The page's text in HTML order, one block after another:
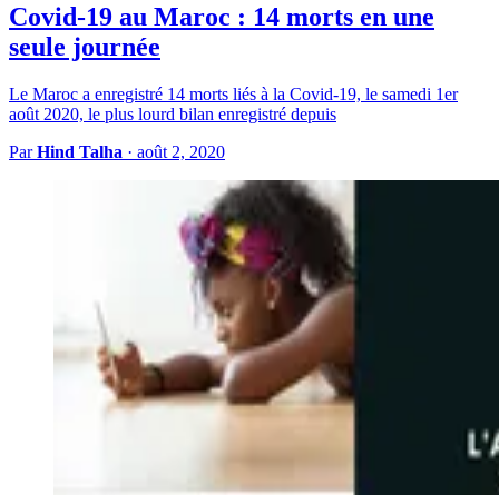
Covid-19 au Maroc : 14 morts en une
seule journée
Le Maroc a enregistré 14 morts liés à la Covid-19, le samedi 1er
août 2020, le plus lourd bilan enregistré depuis
ParHind Talha · août 2, 2020